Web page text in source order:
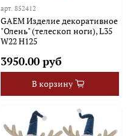
арт. 852412
GAEM Изделие декоративное
"Олень" (телескоп ноги), L35
W22 H125
3950.00 руб
В корзину